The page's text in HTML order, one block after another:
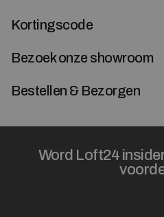
Kortingscode
Bezoek onze showroom
Bestellen & Bezorgen
Word Loft24